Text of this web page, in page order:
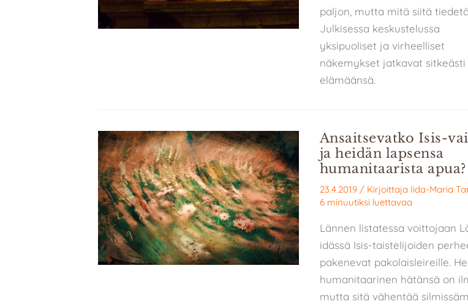
paljon, mutta mitä siitä
Julkisessa keskustelussa
yksipuoliset ja virheelliset
näkemykset jatkavat sitkeästi
elämäänsä.
Ansaitsevatko Isis-
ja heidän lapsensa
humanitaarista apua?
23.4.2019 / Kirjoittaja Iida-Maria
6 minuutiksi luettavaa
Lännen listatessa voittojaan
idässä Isis-taistelijoiden
pakenevat pakolaisleireille.
humanitaarinen hätänsä on
mutta sitä vähentää